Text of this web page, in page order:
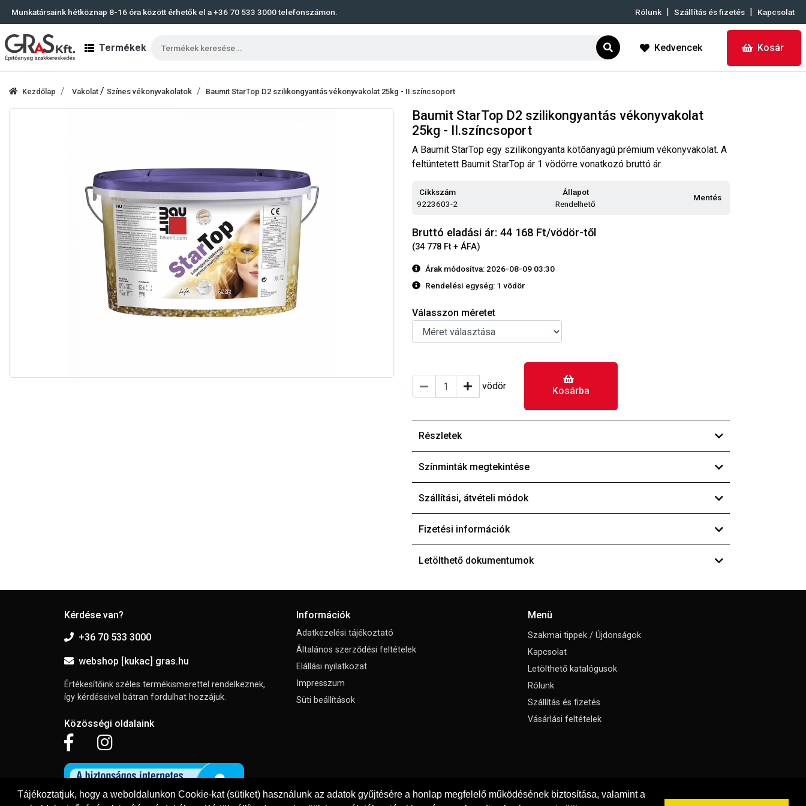
Tájékoztatjuk, hogy a weboldalunkon Cookie-kat (sütiket) használunk az adatok gyűjtésére a honlap megfelelő működésének biztosítása, valamint a
Munkatársaink hétköznap 8-16 óra között érhetők el a+36 70 533 3000telefonszámon. Rólunk | Szállítás és fizetés | Kapcsolat
Termékek Kedvencek Kosár
Kezdőlap Vakolat / Színes vékonyvakolatok Baumit StarTop D2 szilikongyantás vékonyvakolat 25kg - II.színcsoport
Baumit StarTop D2 szilikongyantás vékonyvakolat
25kg - II.színcsoport
A Baumit StarTop egy szilikongyanta kötőanyagú prémium vékonyvakolat. A
feltüntetett Baumit StarTop ár 1 vödörre vonatkozó bruttó ár.
Cikkszám
9223603-2
Állapot
Rendelhető
Mentés
Bruttó eladási ár: 44 168 Ft/vödör-től
(34 778 Ft + ÁFA)
Árak módosítva: 2026-08-09 03:30
Rendelési egység: 1 vödör
Válasszon méretet
vödör Kosárba
Részletek
Színminták megtekintése
Szállítási, átvételi módok
Fizetési információk
Letölthető dokumentumok
Kérdése van?
+36 70 533 3000
webshop [kukac] gras.hu
Értékesítőink széles termékismerettel rendelkeznek,
így kérdéseivel bátran fordulhat hozzájuk.
Közösségi oldalaink
Információk
Adatkezelési tájékoztató
Általános szerződési feltételek
Elállási nyilatkozat
Impresszum
Süti beállítások
Menü
Szakmai tippek / Újdonságok
Kapcsolat
Letölthető katalógusok
Rólunk
Szállítás és fizetés
Vásárlási feltételek